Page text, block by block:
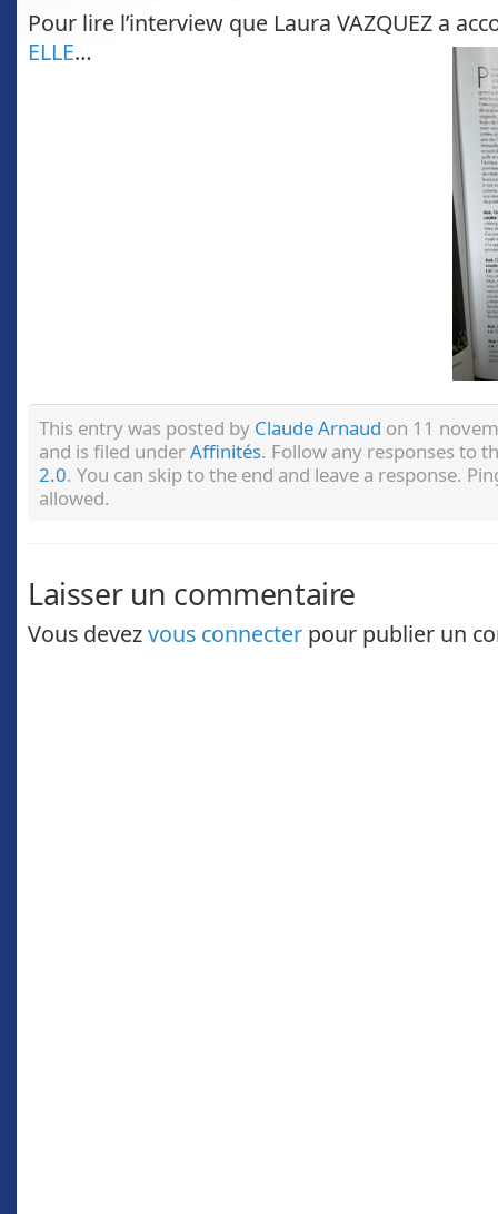
Pour lire l’interview que Laura VAZQUEZ a
ELLE…
This entry was posted by Claude Arnaud on 11
and is filed underAffinités. Follow any responses to
2.0. You can skip to the end and leave a response.
allowed.
Laisser un commentaire
Vous devezvous connecter pour publier un